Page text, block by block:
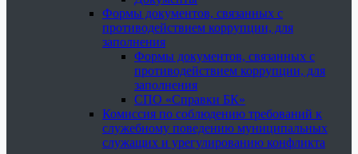
Формы документов, связанных с
противодействием коррупции, для
заполнения
Формы документов, связанных с
противодействием коррупции, для
заполнения
СПО «Справки БК»
Комиссия по соблюдению требований к
служебному поведению муниципальных
служащих и урегулированию конфликта